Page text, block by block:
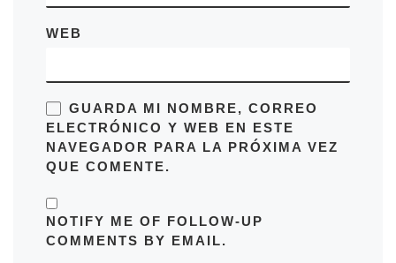
WEB
GUARDA MI NOMBRE, CORREO
ELECTRÓNICO Y WEB EN ESTE
NAVEGADOR PARA LA PRÓXIMA VEZ
QUE COMENTE.
NOTIFY ME OF FOLLOW-UP
COMMENTS BY EMAIL.